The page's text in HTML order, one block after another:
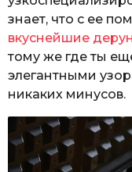
знает, что с ее
вкуснейшие
тому же где ты
элегантными
никаких минусов.